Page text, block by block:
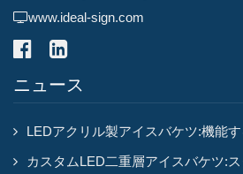
www.ideal-sign.com
ニュース
LEDアクリル製アイスバケツ:機能
カスタムLED二重層アイスバケツ: